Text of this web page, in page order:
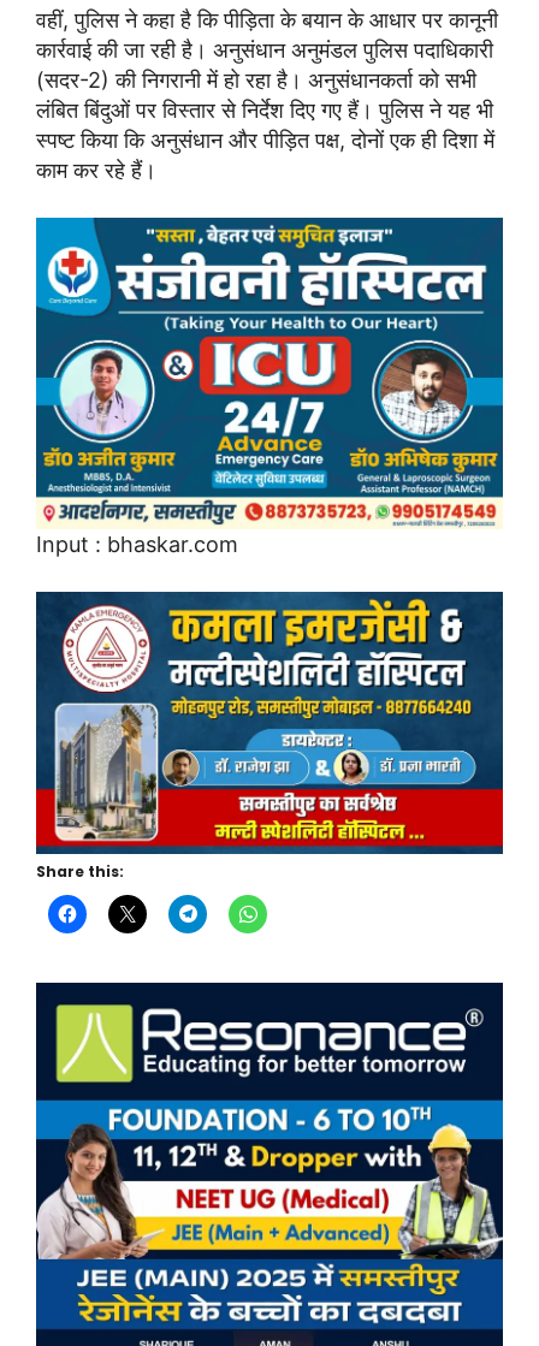
वहीं, पुलिस ने कहा है कि पीड़िता के बयान के आधार पर कानूनी
कार्रवाई की जा रही है। अनुसंधान अनुमंडल पुलिस पदाधिकारी
(सदर-2) की निगरानी में हो रहा है। अनुसंधानकर्ता को सभी
लंबित बिंदुओं पर विस्तार से निर्देश दिए गए हैं। पुलिस ने यह भी
स्पष्ट किया कि अनुसंधान और पीड़ित पक्ष, दोनों एक ही दिशा में
काम कर रहे हैं।
Input : bhaskar.com
Share this: